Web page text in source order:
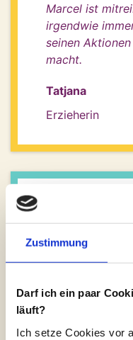
Zustimmung
Darf ich ein paar
läuft?
Ich setze Cookies vor
Marcel ist
irgendwie
seinen
macht.
Tatjana
Erzieherin
Vorher wusste
Ukulele gibt.
ist, man
sympathischer